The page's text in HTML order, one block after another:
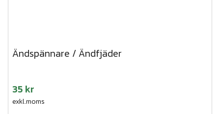
Ändspännare / Ändfjäder
35 kr
exkl.moms